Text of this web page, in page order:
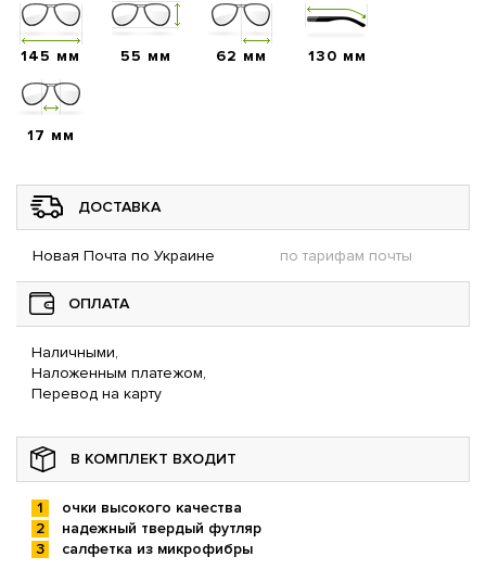
145 мм 55 мм 62 мм 130 мм
17 мм
ДОСТАВКА
Новая Почта по Украине по тарифам почты
ОПЛАТА
Наличными,
Наложенным платежом,
Перевод на карту
В КОМПЛЕКТ ВХОДИТ
очки высокого качества
надежный твердый футляр
салфетка из микрофибры